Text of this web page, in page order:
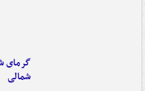
گرمای
شمالی